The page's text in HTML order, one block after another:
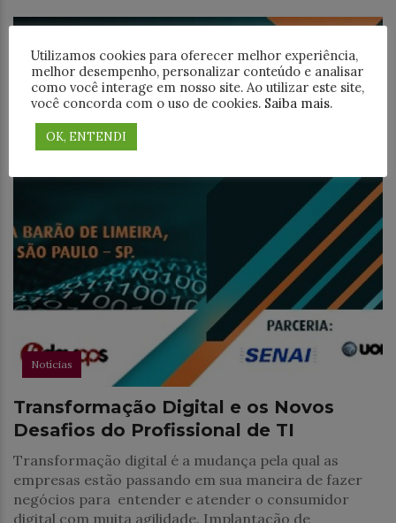
Notícias
Transformação Digital e os Novos
Desafios do Profissional de TI
Transformação digital é a mudança pela qual as
empresas estão passando em sua maneira de fazer
negócios para entender e atender o consumidor
digital com muita agilidade. Implantação de
Utilizamos cookies para oferecer melhor experiência,
melhor desempenho, personalizar conteúdo e analisar
como você interage em nosso site. Ao utilizar este site,
você concorda com o uso de cookies. Saiba mais.
OK, ENTENDI